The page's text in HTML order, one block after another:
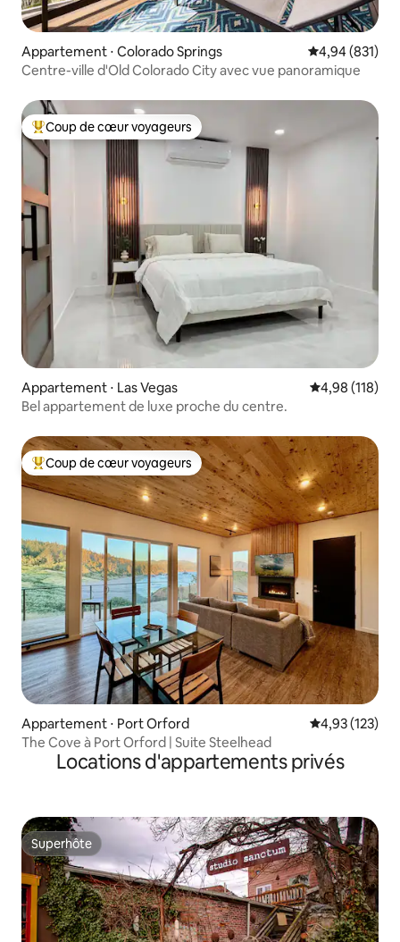
Appartement ⋅ Colorado Springs Évaluation
4,94 (831)
Centre-ville d'Old Colorado City avec vue panoramique
Coups de cœur voyageurs les plus appréciés
Coup de cœur voyageurs
Appartement ⋅ Las Vegas Évaluation
4,98 (118)
Bel appartement de luxe proche du centre.
Coups de cœur voyageurs les plus appréciés
Coup de cœur voyageurs
Appartement ⋅ Port Orford Évaluation
4,93 (123)
The Cove à Port Orford | Suite Steelhead
Locations d'appartements privés
Superhôte
Superhôte